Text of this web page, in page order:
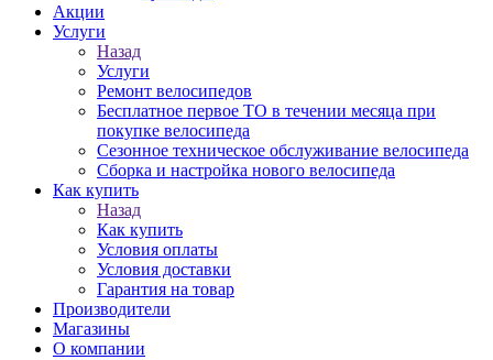
Акции
Услуги
Назад
Услуги
Ремонт велосипедов
Бесплатное первое ТО в течении месяца при
покупке велосипеда
Сезонное техническое обслуживание велосипеда
Сборка и настройка нового велосипеда
Как купить
Назад
Как купить
Условия оплаты
Условия доставки
Гарантия на товар
Производители
Магазины
О компании